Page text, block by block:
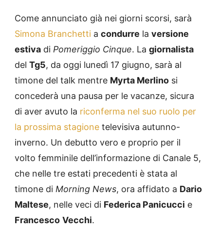
Come annunciato già nei giorni scorsi, sarà
Simona Branchetti a condurre la versione
estiva di Pomeriggio Cinque. La giornalista
del Tg5, da oggi lunedì 17 giugno, sarà al
timone del talk mentre Myrta Merlino si
concederà una pausa per le vacanze, sicura
di aver avuto la riconferma nel suo ruolo per
la prossima stagione televisiva autunno-
inverno. Un debutto vero e proprio per il
volto femminile dell’informazione di Canale 5,
che nelle tre estati precedenti è stata al
timone di Morning News, ora affidato a Dario
Maltese, nelle veci di Federica Panicucci e
Francesco Vecchi.